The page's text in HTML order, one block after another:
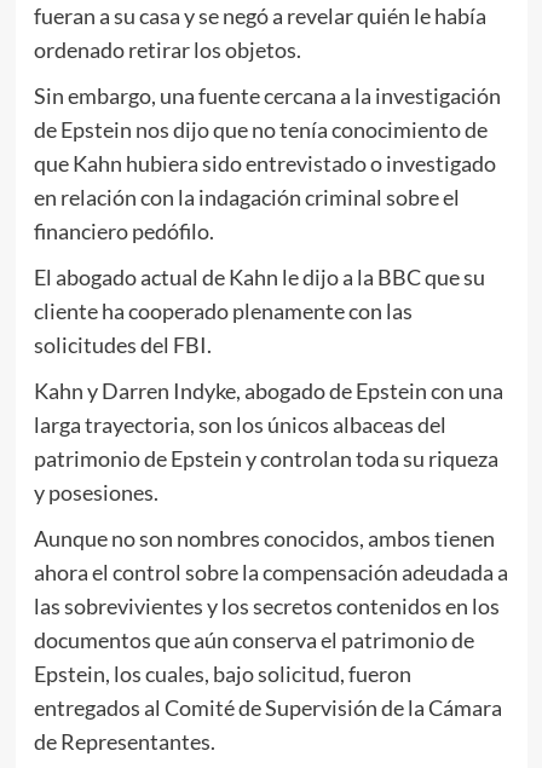
fueran a su casa y se negó a revelar quién le había
ordenado retirar los objetos.
Sin embargo, una fuente cercana a la investigación
de Epstein nos dijo que no tenía conocimiento de
que Kahn hubiera sido entrevistado o investigado
en relación con la indagación criminal sobre el
financiero pedófilo.
El abogado actual de Kahn le dijo a la BBC que su
cliente ha cooperado plenamente con las
solicitudes del FBI.
Kahn y Darren Indyke, abogado de Epstein con una
larga trayectoria, son los únicos albaceas del
patrimonio de Epstein y controlan toda su riqueza
y posesiones.
Aunque no son nombres conocidos, ambos tienen
ahora el control sobre la compensación adeudada a
las sobrevivientes y los secretos contenidos en los
documentos que aún conserva el patrimonio de
Epstein, los cuales, bajo solicitud, fueron
entregados al Comité de Supervisión de la Cámara
de Representantes.